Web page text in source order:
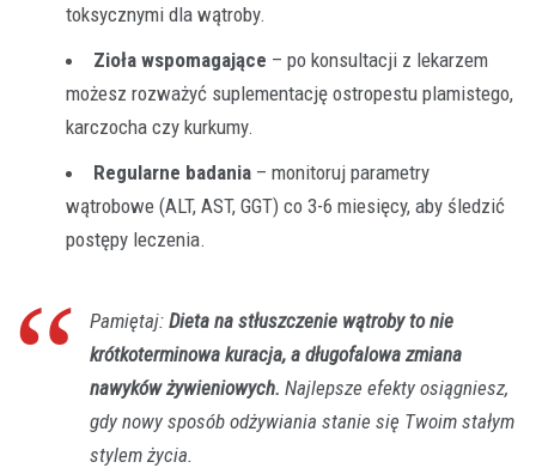
toksycznymi dla wątroby.
Zioła wspomagające – po konsultacji z lekarzem
możesz rozważyć suplementację ostropestu plamistego,
karczocha czy kurkumy.
Regularne badania – monitoruj parametry
wątrobowe (ALT, AST, GGT) co 3-6 miesięcy, aby śledzić
postępy leczenia.
Pamiętaj: Dieta na stłuszczenie wątroby to nie
krótkoterminowa kuracja, a długofalowa zmiana
nawyków żywieniowych. Najlepsze efekty osiągniesz,
gdy nowy sposób odżywiania stanie się Twoim stałym
stylem życia.